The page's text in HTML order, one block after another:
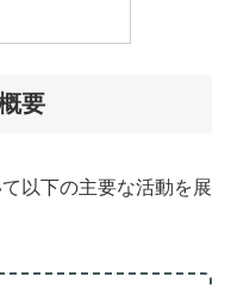
要
以下の主要な活動を展